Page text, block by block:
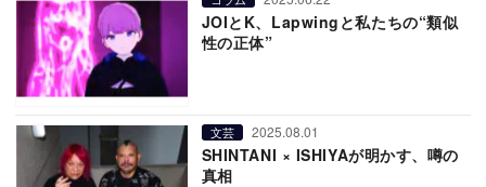
JOIとK、Lapwingと私たちの“類似
性の正体”
文芸 2025.08.01
SHINTANI × ISHIYAが明かす、噂の
真相